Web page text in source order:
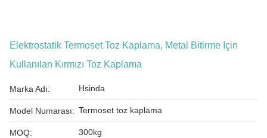
Elektrostatik Termoset Toz Kaplama, Metal Bitirme Için
Kullanılan Kırmızı Toz Kaplama
Marka Adı: Hsinda
Model Numarası: Termoset toz kaplama
MOQ: 300kg